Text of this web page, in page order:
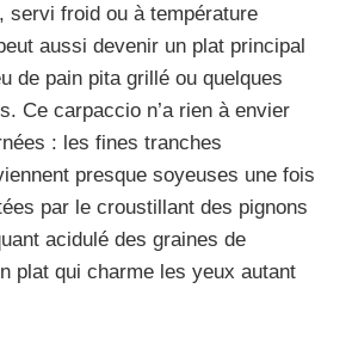
servi froid ou à température
aussi devenir un plat principal
de pain pita grillé ou quelques
Ce carpaccio n’a rien à envier
: les fines tranches
presque soyeuses une fois
par le croustillant des pignons
acidulé des graines de
plat qui charme les yeux autant